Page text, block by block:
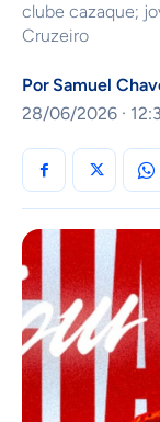
clube cazaque;
Cruzeiro
Por Samuel
28/06/2026 ·